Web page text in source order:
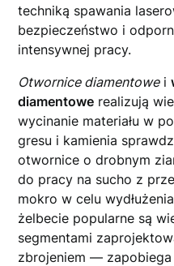
techniką spawania
bezpieczeństwo i
intensywnej pracy.
Otwornice diamentowei
diamentowe realizują
wycinanie materiału w
gresu i kamienia
otwornice o drobnym
do pracy na sucho z
mokro w celu
żelbecie popularne są
segmentami
zbrojeniem —